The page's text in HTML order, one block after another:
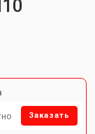
Заказать